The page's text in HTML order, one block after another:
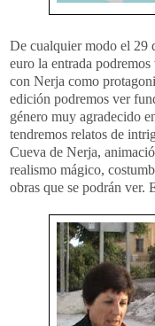
De cualquier modo el 29
euro la entrada
con Nerja como
edición podremos ver
género muy agradecido
tendremos relatos de
Cueva de Nerja,
realismo mágico,
obras que se podrán ver.